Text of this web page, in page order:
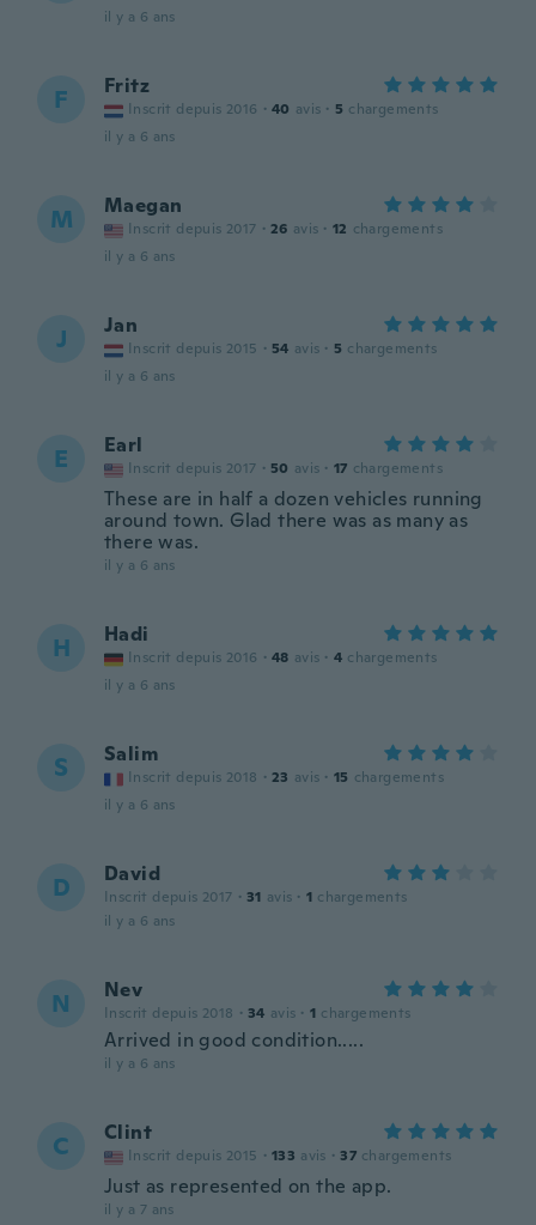
il y a 6 ans
F Fritz
Inscrit depuis 2016 · 40 avis · 5 chargements
il y a 6 ans
M Maegan
Inscrit depuis 2017 · 26 avis · 12 chargements
il y a 6 ans
J Jan
Inscrit depuis 2015 · 54 avis · 5 chargements
il y a 6 ans
E Earl
Inscrit depuis 2017 · 50 avis · 17 chargements
These are in half a dozen vehicles running
around town. Glad there was as many as
there was.
il y a 6 ans
H Hadi
Inscrit depuis 2016 · 48 avis · 4 chargements
il y a 6 ans
S Salim
Inscrit depuis 2018 · 23 avis · 15 chargements
il y a 6 ans
D David
Inscrit depuis 2017 · 31 avis · 1 chargements
il y a 6 ans
N Nev
Inscrit depuis 2018 · 34 avis · 1 chargements
Arrived in good condition.....
il y a 6 ans
C Clint
Inscrit depuis 2015 · 133 avis · 37 chargements
Just as represented on the app.
il y a 7 ans